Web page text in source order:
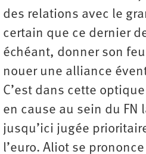
des relations avec le
certain que ce dernier
échéant, donner son
nouer une alliance
C’est dans cette
en cause au sein du FN
jusqu’ici jugée
l’euro. Aliot se